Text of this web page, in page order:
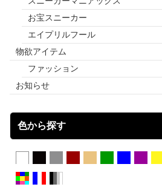
お宝スニーカー
エイプリルフール
物欲アイテム
ファッション
お知らせ
色から探す